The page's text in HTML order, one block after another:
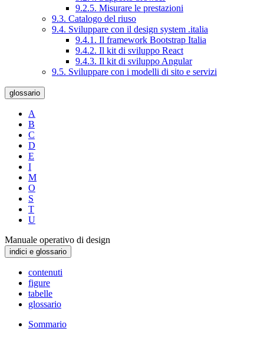
9.2.5. Misurare le prestazioni
9.3. Catalogo del riuso
9.4. Sviluppare con il design system .italia
9.4.1. Il framework Bootstrap Italia
9.4.2. Il kit di sviluppo React
9.4.3. Il kit di sviluppo Angular
9.5. Sviluppare con i modelli di sito e servizi
glossario
A
B
C
D
E
I
M
O
S
T
U
Manuale operativo di design
indici e glossario
contenuti
figure
tabelle
glossario
Sommario